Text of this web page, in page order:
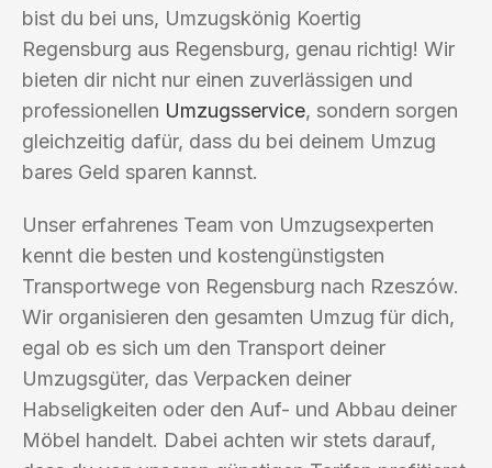
bist du bei uns, Umzugskönig Koertig
Regensburg aus Regensburg, genau richtig! Wir
bieten dir nicht nur einen zuverlässigen und
professionellen Umzugsservice, sondern sorgen
gleichzeitig dafür, dass du bei deinem Umzug
bares Geld sparen kannst.
Unser erfahrenes Team von Umzugsexperten
kennt die besten und kostengünstigsten
Transportwege von Regensburg nach Rzeszów.
Wir organisieren den gesamten Umzug für dich,
egal ob es sich um den Transport deiner
Umzugsgüter, das Verpacken deiner
Habseligkeiten oder den Auf- und Abbau deiner
Möbel handelt. Dabei achten wir stets darauf,